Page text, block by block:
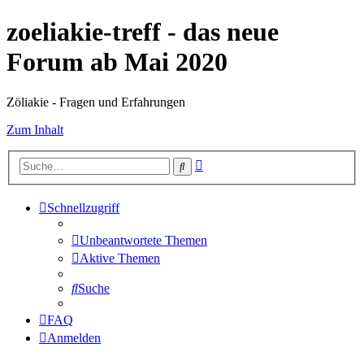
zoeliakie-treff - das neue
Forum ab Mai 2020
Zöliakie - Fragen und Erfahrungen
Zum Inhalt
Suche
Schnellzugriff
Unbeantwortete Themen
Aktive Themen
Suche
FAQ
Anmelden